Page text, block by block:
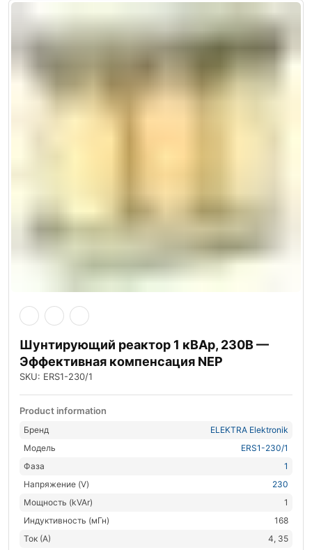
Шунтирующий реактор 1 кВАр, 230В —
Эффективная компенсация NEP
SKU: ERS1-230/1
Product information
Бренд
ELEKTRA Elektronik
Модель
ERS1-230/1
Фаза
1
Напряжение (V)
230
Мощность (kVAr)
1
Индуктивность (мГн)
168
Ток (А)
4, 35